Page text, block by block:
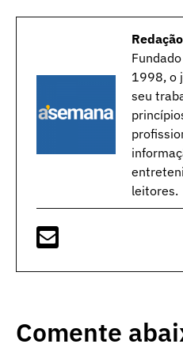
Redação
1998, o
seu
leitores.
Comente